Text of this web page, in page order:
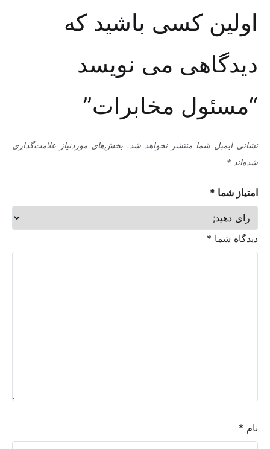
اولین کسی باشید که
دیدگاهی می نویسد
“مسئول مخابرات”
نشانی ایمیل شما منتشر نخواهد شد. بخش‌های موردنیاز علامت‌گذاری
شده‌اند *
امتیاز شما *
دیدگاه شما *
نام *